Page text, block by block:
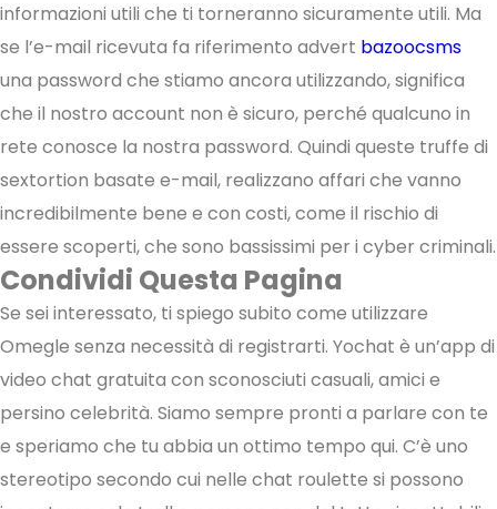
informazioni utili che ti torneranno sicuramente utili. Ma
se l’e-mail ricevuta fa riferimento advert bazoocsms
una password che stiamo ancora utilizzando, significa
che il nostro account non è sicuro, perché qualcuno in
rete conosce la nostra password. Quindi queste truffe di
sextortion basate e-mail, realizzano affari che vanno
incredibilmente bene e con costi, come il rischio di
essere scoperti, che sono bassissimi per i cyber criminali.
Condividi Questa Pagina
Se sei interessato, ti spiego subito come utilizzare
Omegle senza necessità di registrarti. Yochat è un’app di
video chat gratuita con sconosciuti casuali, amici e
persino celebrità. Siamo sempre pronti a parlare con te
e speriamo che tu abbia un ottimo tempo qui. C’è uno
stereotipo secondo cui nelle chat roulette si possono